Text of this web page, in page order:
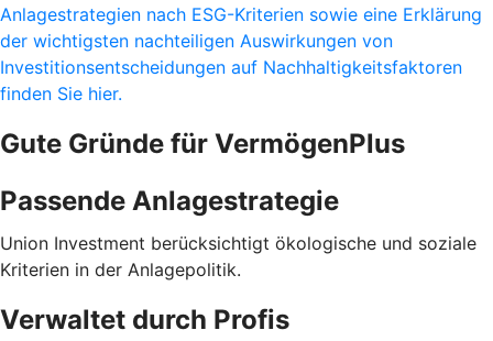
Anlagestrategien nach ESG-Kriterien sowie eine Erklärung
der wichtigsten nachteiligen Auswirkungen von
Investitionsentscheidungen auf Nachhaltigkeitsfaktoren
finden Sie hier.
Gute Gründe für VermögenPlus
Passende Anlagestrategie
Union Investment berücksichtigt ökologische und soziale
Kriterien in der Anlagepolitik.
Verwaltet durch Profis